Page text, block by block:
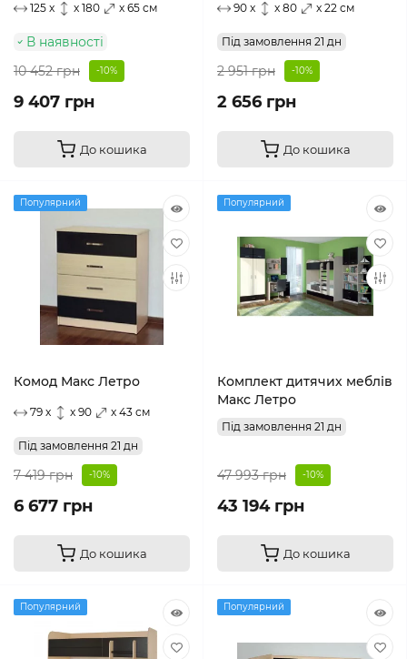
125 x x 180 x 65 см
В наявності
10 452 грн
-10%
9 407 грн
До кошика
90 x x 80 x 22 см
Під замовлення 21 дн
2 951 грн -10%
2 656 грн
До кошика
Популярний
Комод Макс Летро
79 x x 90 x 43 см
Під замовлення 21 дн
7 419 грн -10%
6 677 грн
До кошика
Популярний
Комплект дитячих меблів
Макс Летро
Під замовлення 21 дн
47 993 грн -10%
43 194 грн
До кошика
Популярний Популярний